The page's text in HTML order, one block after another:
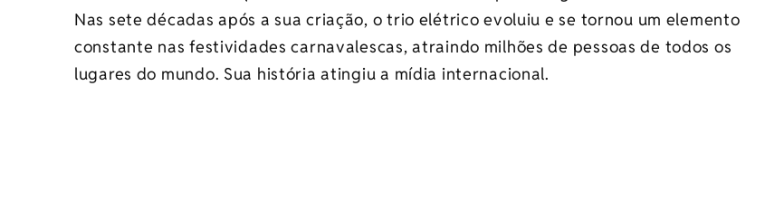
Nas sete décadas após a sua criação, o trio elétrico evoluiu e se tornou um elemento
constante nas festividades carnavalescas, atraindo milhões de pessoas de todos os
lugares do mundo. Sua história atingiu a mídia internacional.